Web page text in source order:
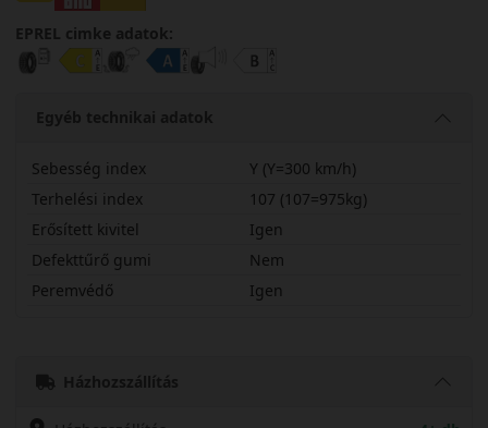
EPREL cimke adatok:
Egyéb technikai adatok
Sebesség index
Y (Y=300 km/h)
Terhelési index
107 (107=975kg)
Erősített kivitel
Igen
Defekttűrő gumi
Nem
Peremvédő
Igen
Házhozszállítás